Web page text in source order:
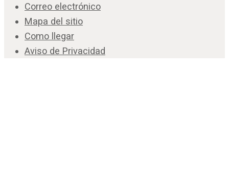
Correo electrónico
Mapa del sitio
Como llegar
Aviso de Privacidad